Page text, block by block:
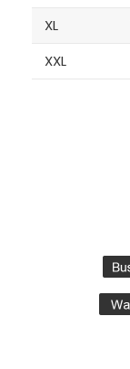
XL
XXL